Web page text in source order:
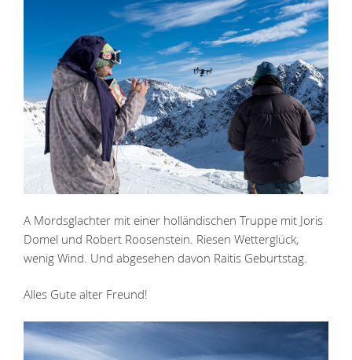
A Mordsglachter mit einer holländischen Truppe mit Joris
Domel und Robert Roosenstein. Riesen Wetterglück,
wenig Wind. Und abgesehen davon Raitis Geburtstag.
Alles Gute alter Freund!